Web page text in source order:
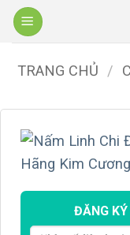
Bỏ
qua
dung
TRANG CHỦ /
ĐĂNG